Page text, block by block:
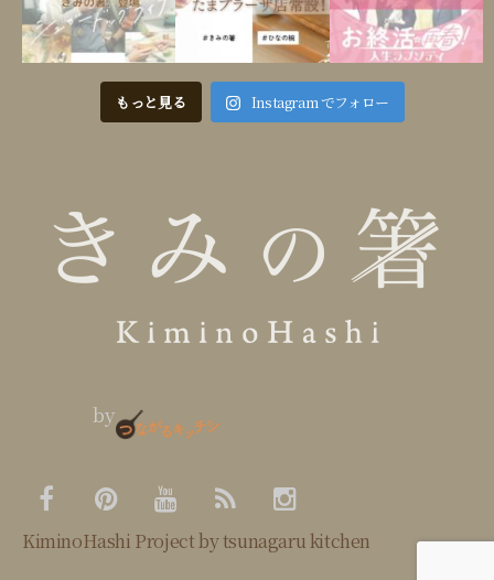
もっと見る Instagram でフォロー
by
KiminoHashi Project by tsunagaru kitchen